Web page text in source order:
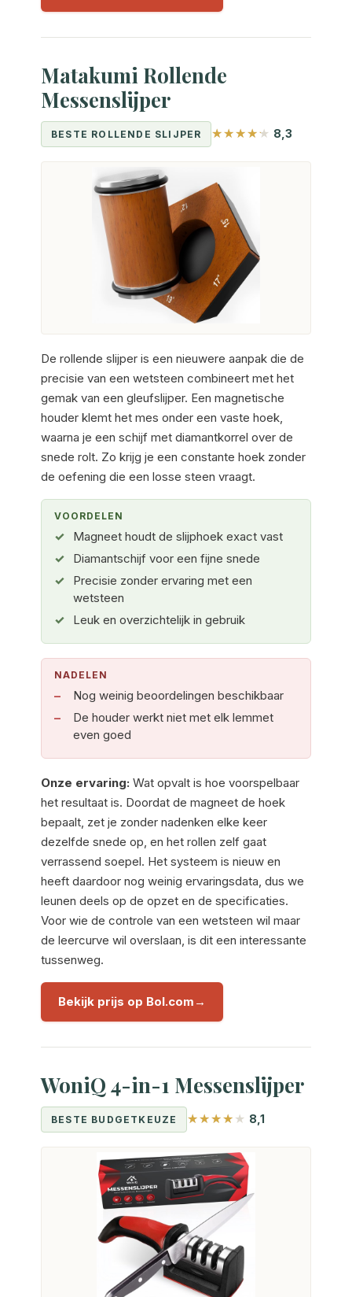
Matakumi Rollende
Messenslijper
BESTE ROLLENDE SLIJPER 8,3
De rollende slijper is een nieuwere aanpak die de
precisie van een wetsteen combineert met het
gemak van een gleufslijper. Een magnetische
houder klemt het mes onder een vaste hoek,
waarna je een schijf met diamantkorrel over de
snede rolt. Zo krijg je een constante hoek zonder
de oefening die een losse steen vraagt.
VOORDELEN
Magneet houdt de slijphoek exact vast
Diamantschijf voor een fijne snede
Precisie zonder ervaring met een
wetsteen
Leuk en overzichtelijk in gebruik
NADELEN
Nog weinig beoordelingen beschikbaar
De houder werkt niet met elk lemmet
even goed
Onze ervaring: Wat opvalt is hoe voorspelbaar
het resultaat is. Doordat de magneet de hoek
bepaalt, zet je zonder nadenken elke keer
dezelfde snede op, en het rollen zelf gaat
verrassend soepel. Het systeem is nieuw en
heeft daardoor nog weinig ervaringsdata, dus we
leunen deels op de opzet en de specificaties.
Voor wie de controle van een wetsteen wil maar
de leercurve wil overslaan, is dit een interessante
tussenweg.
Bekijk prijs op Bol.com
WoniQ 4-in-1 Messenslijper
BESTE BUDGETKEUZE 8,1